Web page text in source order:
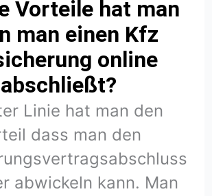
Vorteile hat man
man einen Kfz
online
abschließt?
Linie hat man den
dass man den
abwickeln kann. Man